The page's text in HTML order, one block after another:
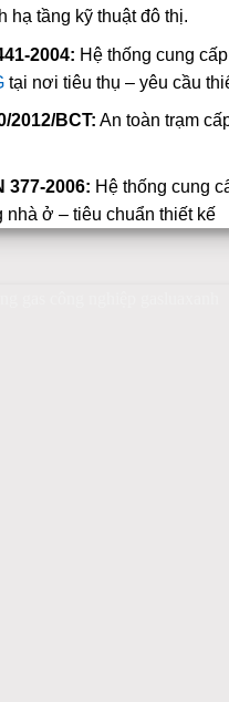
hạ tầng kỹ thuật đô thị.
2004: Hệ thống cung
tại nơi tiêu thụ – yêu cầu
2012/BCT: An toàn trạm
377-2006: Hệ thống cung
nhà ở – tiêu chuẩn thiết kế